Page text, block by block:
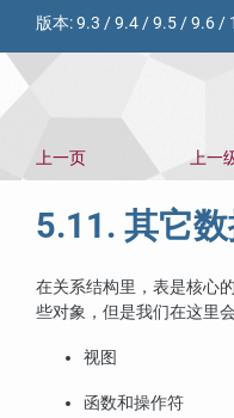
版本:9.3 /9.4/9.5/9.6/
上一页
上一
5.11. 其它
在关系结构里，表是核心
些对象，但是我们在这里
视图
函数和操作符